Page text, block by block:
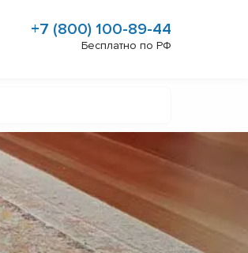
+7 (800) 100-89-44
Бесплатно по РФ